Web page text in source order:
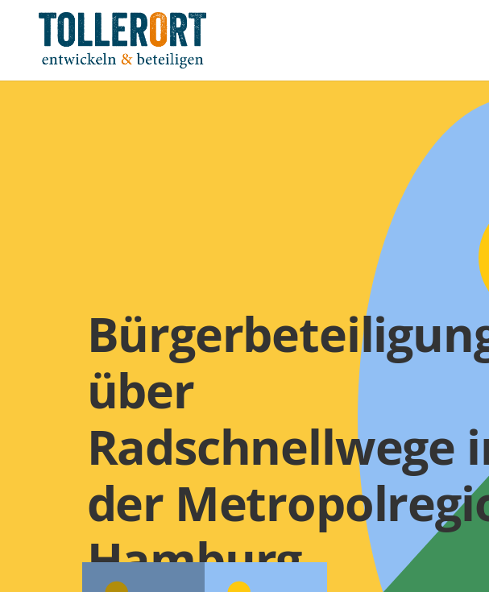
über
Radschnellwege
der
Hamburg